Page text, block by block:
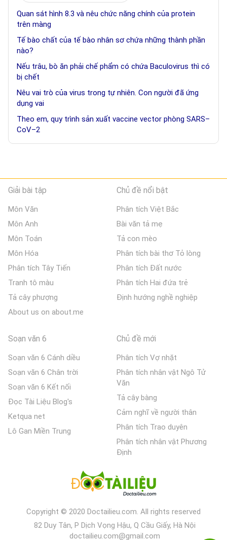
Quan sát hình 8.3 và nêu chức năng chính của protein
trên màng
Tế bào chất của tế bào nhân sơ chứa những thành phần
nào?
Nếu trâu, bò ăn phải chế phẩm có chứa Baculovirus thì có
bị chết
Nêu vai trò của virus trong tự nhiên. Con người đã ứng
dụng vai
Theo em, quy trình sản xuất vaccine vector phòng SARS–
CoV–2
Giải bài tập
Môn Văn
Môn Anh
Môn Toán
Môn Hóa
Phân tích Tây Tiến
Tranh tô màu
Tả cây phượng
About us on about.me
Chủ đề nổi bật
Phân tích Việt Bắc
Bài văn tả mẹ
Tả con mèo
Phân tích bài thơ Tỏ lòng
Phân tích Đất nước
Phân tích Hai đứa trẻ
Định hướng nghề nghiệp
Soạn văn 6
Soạn văn 6 Cánh diều
Soạn văn 6 Chân trời
Soạn văn 6 Kết nối
Đọc Tài Liệu Blog's
Ketqua net
Lô Gan Miền Trung
Chủ đề mới
Phân tích Vợ nhặt
Phân tích nhân vật Ngô Tử
Văn
Tả cây bàng
Cảm nghĩ về người thân
Phân tích Trao duyên
Phân tích nhân vật Phương
Định
Copyright © 2020 Doctailieu.com. All rights reserved
82 Duy Tân, P Dịch Vọng Hậu, Q Cầu Giấy, Hà Nội
doctailieu.com@gmail.com